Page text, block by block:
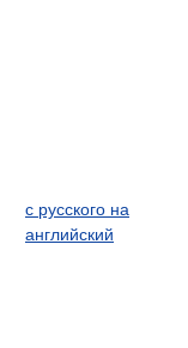
с русского на
английский